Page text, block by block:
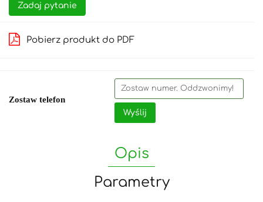
Zadaj pytanie
Pobierz produkt do PDF
Zostaw telefon
Wyślij
Opis
Parametry